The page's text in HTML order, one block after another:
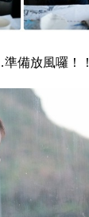
備放風囉！！